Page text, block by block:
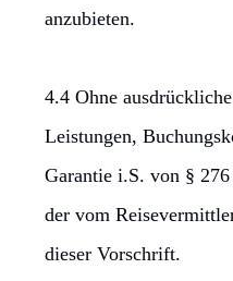
anzubieten.
4.4 Ohne
Leistungen,
Garantie i.S. von §
der vom
dieser Vorschrift.